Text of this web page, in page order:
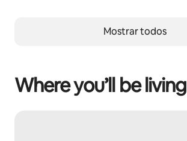
Mostrar todos
Where you’ll be living